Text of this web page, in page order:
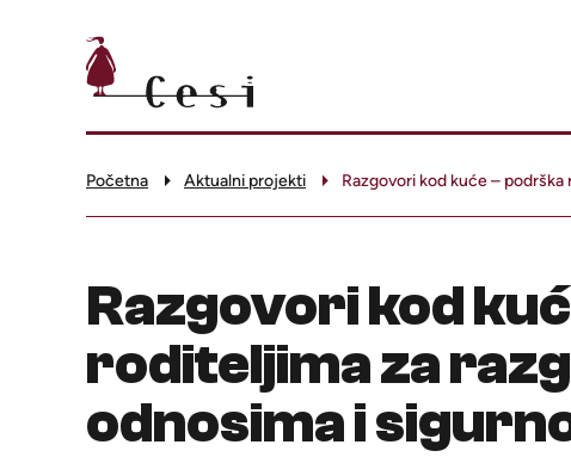
Početna Aktualni projekti Razgovori kod kuće –
Razgovori kod
roditeljima za
odnosima i